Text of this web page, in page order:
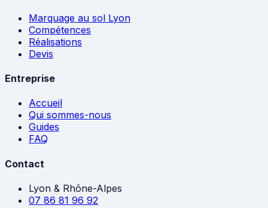
Marquage au sol Lyon
Compétences
Réalisations
Devis
Entreprise
Accueil
Qui sommes-nous
Guides
FAQ
Contact
Lyon & Rhône-Alpes
07 86 81 96 92